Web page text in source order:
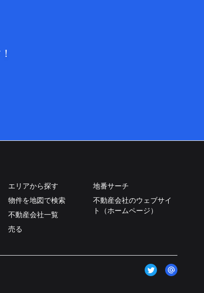
エリアから探す
物件を地図で検索
不動産会社一覧
売る
地番サーチ
不動産会社のウェブサイ
ト（ホームページ）